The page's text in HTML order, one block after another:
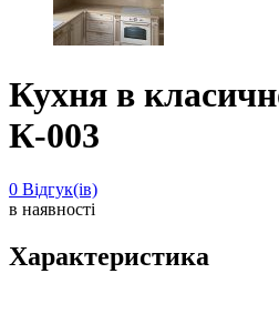
Кухня в
К-003
0 Відгук(ів)
в наявності
Характеристика